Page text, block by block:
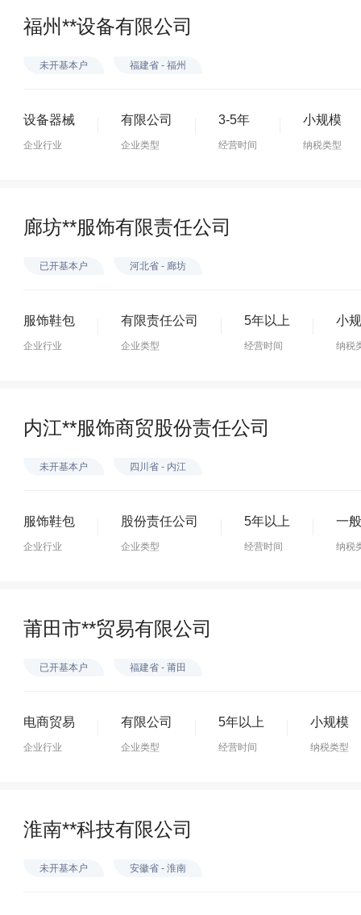
福州**设备有限公司
未开基本户 福建省 - 福州
设备器械
企业行业
有限公司
企业类型
3-5年
经营时间
小规模
纳税类型
廊坊**服饰有限责任公司
已开基本户 河北省 - 廊坊
服饰鞋包
企业行业
有限责任公司
企业类型
5年以上
经营时间
小
纳税
内江**服饰商贸股份责任公司
未开基本户 四川省 - 内江
服饰鞋包
企业行业
股份责任公司
企业类型
5年以上
经营时间
一
纳税
莆田市**贸易有限公司
已开基本户 福建省 - 莆田
电商贸易
企业行业
有限公司
企业类型
5年以上
经营时间
小规模
纳税类型
淮南**科技有限公司
未开基本户 安徽省 - 淮南